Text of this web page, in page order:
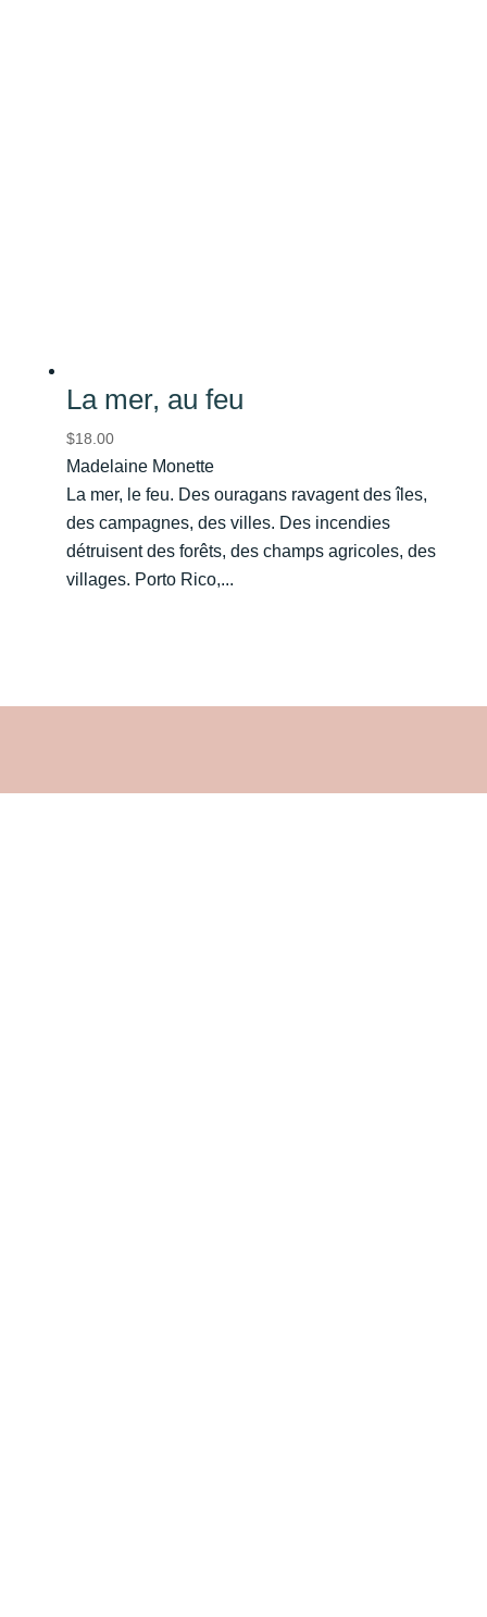
La mer, au feu
$18.00
Madelaine Monette
La mer, le feu. Des ouragans ravagent des îles,
des campagnes, des villes. Des incendies
détruisent des forêts, des champs agricoles, des
villages. Porto Rico,...